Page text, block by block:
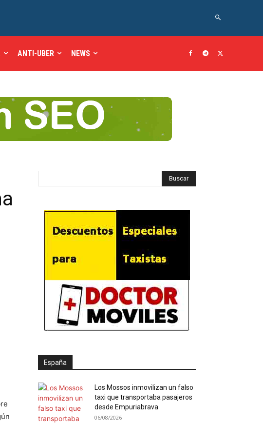
ANTI-UBER NEWS
España
Los Mossos inmovilizan un falso
taxi que transportaba pasajeros
desde Empuriabrava
06/08/2026